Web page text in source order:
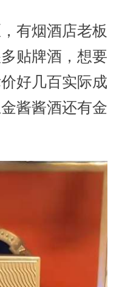
有烟酒店老板
贴牌酒，想要
好几百实际成
酱酱酒还有金